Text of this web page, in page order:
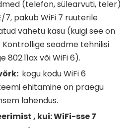
(telefon, sülearvuti, teler)
7, pakub WiFi 7 ruuterile
vahetu kasu (kuigi see on
seadme tehnilisi
või WiFi 6).
kogu kodu WiFi 6
ehitamine on praegu
lahendus.
, kui:WiFi-sse7